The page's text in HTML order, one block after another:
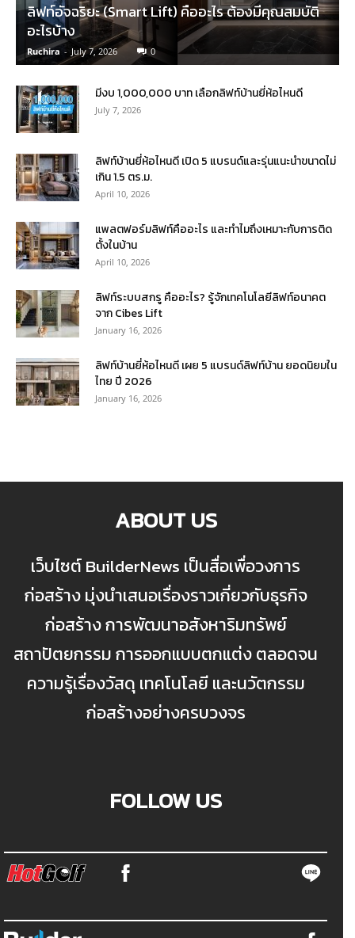
ลิฟท์อัจฉริยะ (Smart Lift) คืออะไร ต้องมีคุณสมบัติ
อะไรบ้าง
Ruchira - July 7, 2026 0
มีงบ 1,000,000 บาท เลือกลิฟท์บ้านยี่ห้อไหนดี
July 7, 2026
ลิฟท์บ้านยี่ห้อไหนดี เปิด 5 แบรนด์และรุ่นแนะนำขนาดไม่
เกิน 1.5 ตร.ม.
April 10, 2026
แพลตฟอร์มลิฟท์คืออะไร และทำไมถึงเหมาะกับการติด
ตั้งในบ้าน
April 10, 2026
ลิฟท์ระบบสกรู คืออะไร? รู้จักเทคโนโลยีลิฟท์อนาคต
จาก Cibes Lift
January 16, 2026
ลิฟท์บ้านยี่ห้อไหนดี เผย 5 แบรนด์ลิฟท์บ้าน ยอดนิยมใน
ไทย ปี 2026
January 16, 2026
ABOUT US
เว็บไซต์ BuilderNews เป็นสื่อเพื่อวงการ
ก่อสร้าง มุ่งนำเสนอเรื่องราวเกี่ยวกับธุรกิจ
ก่อสร้าง การพัฒนาอสังหาริมทรัพย์
สถาปัตยกรรม การออกแบบตกแต่ง ตลอดจน
ความรู้เรื่องวัสดุ เทคโนโลยี และนวัตกรรม
ก่อสร้างอย่างครบวงจร
FOLLOW US